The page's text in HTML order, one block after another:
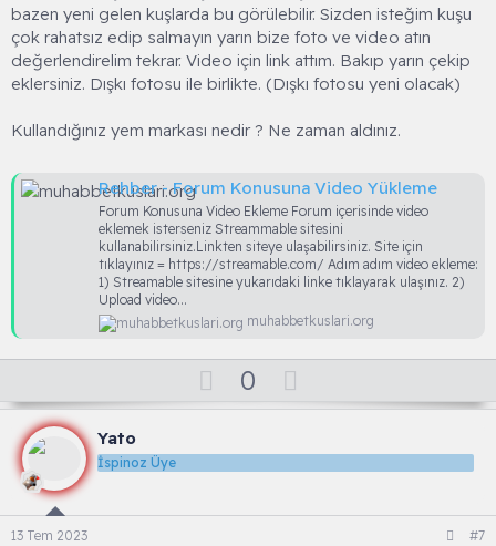
bazen yeni gelen kuşlarda bu görülebilir. Sizden isteğim kuşu
çok rahatsız edip salmayın yarın bize foto ve video atın
değerlendirelim tekrar. Video için link attım. Bakıp yarın çekip
eklersiniz. Dışkı fotosu ile birlikte. (Dışkı fotosu yeni olacak)
Kullandığınız yem markası nedir ? Ne zaman aldınız.
Rehber - Forum Konusuna Video Yükleme
Forum Konusuna Video Ekleme Forum içerisinde video
eklemek isterseniz Streammable sitesini
kullanabilirsiniz.Linkten siteye ulaşabilirsiniz. Site için
tıklayınız = https://streamable.com/ Adım adım video ekleme:
1) Streamable sitesine yukarıdaki linke tıklayarak ulaşınız. 2)
Upload video...
muhabbetkuslari.org
O
y
a
0
o
n
o
Yato
İspinoz Üye
13 Tem 2023 #7